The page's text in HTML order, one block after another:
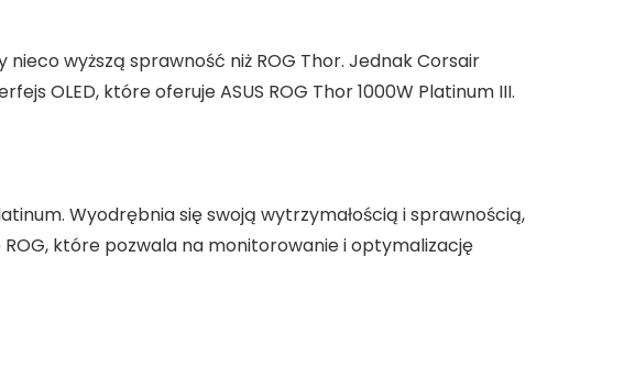
wyższą sprawność niż ROG Thor. Jednak Corsair
OLED, które oferuje ASUS ROG Thor 1000W Platinum III.
Wyodrębnia się swoją wytrzymałością i sprawnością,
które pozwala na monitorowanie i optymalizację